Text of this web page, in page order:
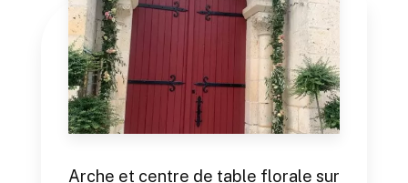
Arche et centre de table florale sur